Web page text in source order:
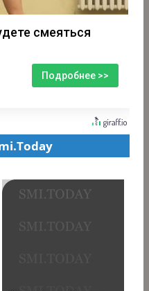
смеяться
Подробнее >>